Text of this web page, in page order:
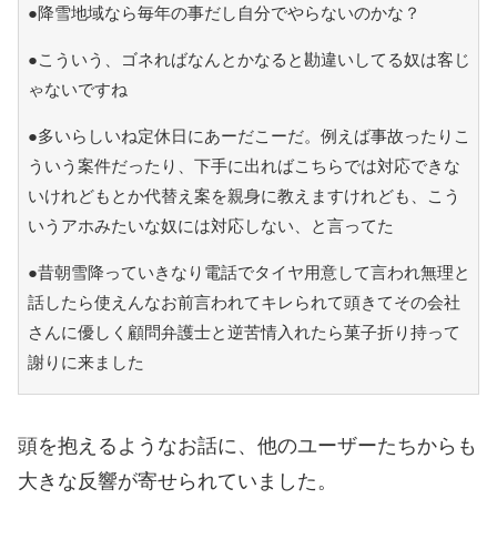
●降雪地域なら毎年の事だし自分でやらないのかな？
●こういう、ゴネればなんとかなると勘違いしてる奴は客じ
ゃないですね
●多いらしいね定休日にあーだこーだ。例えば事故ったりこ
ういう案件だったり、下手に出ればこちらでは対応できな
いけれどもとか代替え案を親身に教えますけれども、こう
いうアホみたいな奴には対応しない、と言ってた
●昔朝雪降っていきなり電話でタイヤ用意して言われ無理と
話したら使えんなお前言われてキレられて頭きてその会社
さんに優しく顧問弁護士と逆苦情入れたら菓子折り持って
謝りに来ました
頭を抱えるようなお話に、他のユーザーたちからも
大きな反響が寄せられていました。